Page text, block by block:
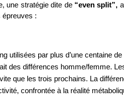
une stratégie dite de “even split”,
épreuves :
utilisées par plus d’une centaine
des différences homme/femme.
que les trois prochains. La
confrontée à la réalité